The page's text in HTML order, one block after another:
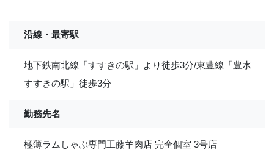
沿線・最寄駅
地下鉄南北線「すすきの駅」より徒歩3分/東豊線「豊水
すすきの駅」徒歩3分
勤務先名
極薄ラムしゃぶ専門工藤羊肉店 完全個室 3号店